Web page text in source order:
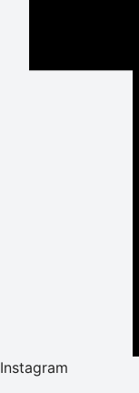
Instagram